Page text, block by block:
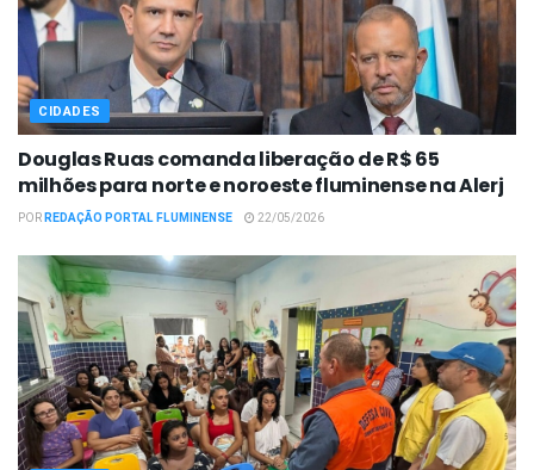
CIDADES
Douglas Ruas comanda liberação de R$ 65
milhões para norte e noroeste fluminense na Alerj
PORREDAÇÃO PORTAL FLUMINENSE 22/05/2026